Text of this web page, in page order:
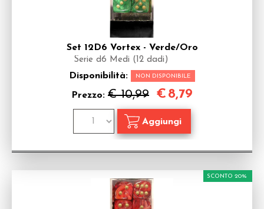
Set 12D6 Vortex - Verde/Oro
Serie d6 Medi (12 dadi)
Disponibilità: NON DISPONIBILE
Prezzo: € 10,99 € 8,79
SCONTO 20%